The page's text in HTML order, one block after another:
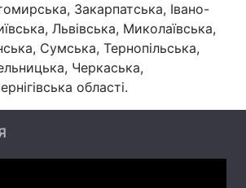
Статті
Думки
Вакансії
Закарпатська, Івано-
Львівська, Миколаївська,
Сумська, Тернопільська,
Черкаська,
області.